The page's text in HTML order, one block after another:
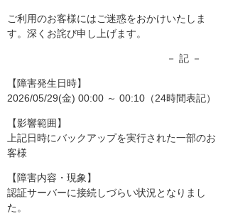
ご利用のお客様にはご迷惑をおかけいたしま
す。深くお詫び申し上げます。
－ 記 －
【障害発生日時】
2026/05/29(金) 00:00 ～ 00:10（24時間表記）
【影響範囲】
上記日時にバックアップを実行された一部のお
客様
【障害内容・現象】
認証サーバーに接続しづらい状況となりまし
た。